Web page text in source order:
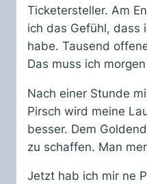
Ticketersteller. Am
ich das Gefühl, dass
habe. Tausend
Das muss ich
Nach einer Stunde
Pirsch wird meine
besser. Dem
zu schaffen. Man
Jetzt hab ich mir ne